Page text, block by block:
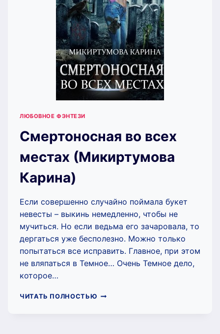
ЛЮБОВНОЕ ФЭНТЕЗИ
Смертоносная во всех
местах (Микиртумова
Карина)
Если совершенно случайно поймала букет
невесты – выкинь немедленно, чтобы не
мучиться. Но если ведьма его зачаровала, то
дергаться уже бесполезно. Можно только
попытаться все исправить. Главное, при этом
не вляпаться в Темное… Очень Темное дело,
которое…
ЧИТАТЬ ПОЛНОСТЬЮ СМЕРТОНОСНАЯ